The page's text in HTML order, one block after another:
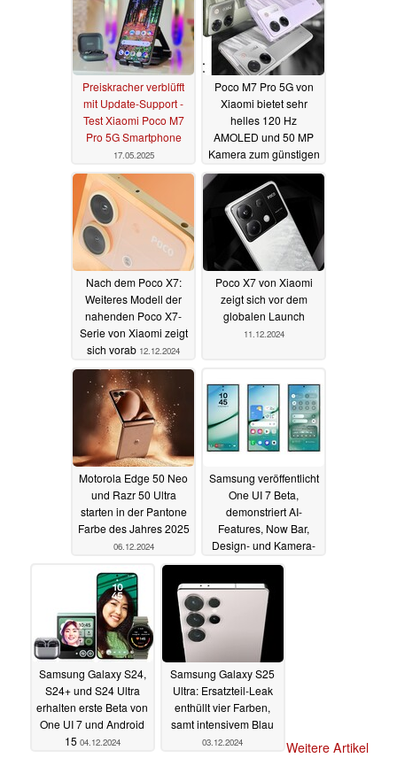
Preiskracher verblüfft
mit Update-Support -
Test Xiaomi Poco M7
Pro 5G Smartphone
17.05.2025
Poco M7 Pro 5G von
Xiaomi bietet sehr
helles 120 Hz
AMOLED und 50 MP
Kamera zum günstigen
Preis17.12.2024
Nach dem Poco X7:
Weiteres Modell der
nahenden Poco X7-
Serie von Xiaomi zeigt
sich vorab 12.12.2024
Poco X7 von Xiaomi
zeigt sich vor dem
globalen Launch
11.12.2024
Motorola Edge 50 Neo
und Razr 50 Ultra
starten in der Pantone
Farbe des Jahres 2025
06.12.2024
Samsung veröffentlicht
One UI 7 Beta,
demonstriert AI-
Features, Now Bar,
Design- und Kamera-
Upgrades05.12.2024
Samsung Galaxy S24,
S24+ und S24 Ultra
erhalten erste Beta von
One UI 7 und Android
15 04.12.2024
Samsung Galaxy S25
Ultra: Ersatzteil-Leak
enthüllt vier Farben,
samt intensivem Blau
03.12.2024
Weitere Artikel